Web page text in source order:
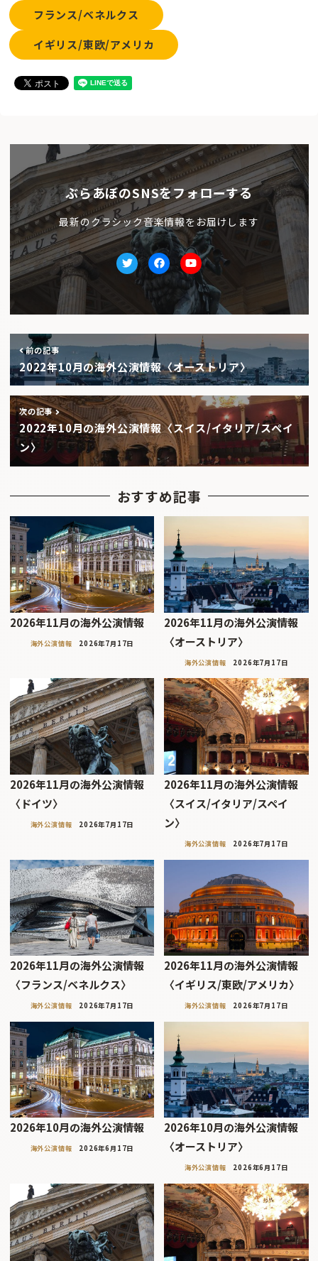
フランス/ベネルクス
イギリス/東欧/アメリカ
ぶらあぼのSNSをフォローする
最新のクラシック音楽情報をお届けします
TwitterfacebookYoutube
前の記事
2022年10月の海外公演情報〈オーストリア〉
次の記事
2022年10月の海外公演情報〈スイス/イタリア/スペイ
ン〉
おすすめ記事
2026年11月の海外公演情報
海外公演情報 2026年7月17日
2026年11月の海外公演情報
〈オーストリア〉
海外公演情報 2026年7月17日
2026年11月の海外公演情報
〈ドイツ〉
海外公演情報 2026年7月17日
2026年11月の海外公演情報
〈スイス/イタリア/スペイ
ン〉
海外公演情報 2026年7月17日
2026年11月の海外公演情報
〈フランス/ベネルクス〉
海外公演情報 2026年7月17日
2026年11月の海外公演情報
〈イギリス/東欧/アメリカ〉
海外公演情報 2026年7月17日
2026年10月の海外公演情報
海外公演情報 2026年6月17日
2026年10月の海外公演情報
〈オーストリア〉
海外公演情報 2026年6月17日